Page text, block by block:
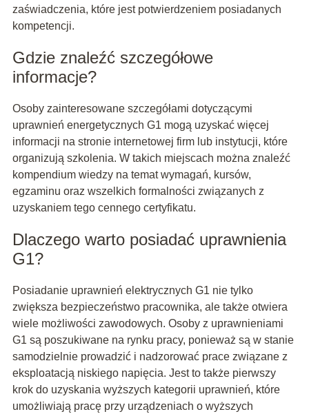
zaświadczenia, które jest potwierdzeniem posiadanych
kompetencji.
Gdzie znaleźć szczegółowe
informacje?
Osoby zainteresowane szczegółami dotyczącymi
uprawnień energetycznych G1 mogą uzyskać więcej
informacji na stronie internetowej firm lub instytucji, które
organizują szkolenia. W takich miejscach można znaleźć
kompendium wiedzy na temat wymagań, kursów,
egzaminu oraz wszelkich formalności związanych z
uzyskaniem tego cennego certyfikatu.
Dlaczego warto posiadać uprawnienia
G1?
Posiadanie uprawnień elektrycznych G1 nie tylko
zwiększa bezpieczeństwo pracownika, ale także otwiera
wiele możliwości zawodowych. Osoby z uprawnieniami
G1 są poszukiwane na rynku pracy, ponieważ są w stanie
samodzielnie prowadzić i nadzorować prace związane z
eksploatacją niskiego napięcia. Jest to także pierwszy
krok do uzyskania wyższych kategorii uprawnień, które
umożliwiają pracę przy urządzeniach o wyższych